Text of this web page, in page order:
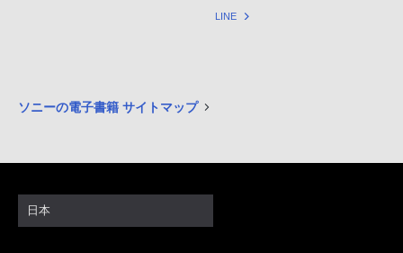
LINE
ソニーの電子書籍 サイトマップ
日本